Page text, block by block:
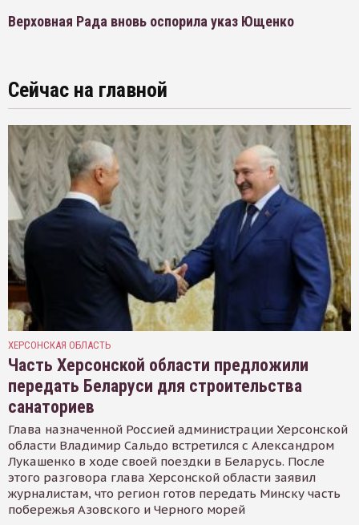
Верховная Рада вновь оспорила указ Ющенко
Сейчас на главной
ХЕРСОНСКАЯ ОБЛАСТЬ
Часть Херсонской области предложили
передать Беларуси для строительства
санаториев
Глава назначенной Россией администрации Херсонской
области Владимир Сальдо встретился с Александром
Лукашенко в ходе своей поездки в Беларусь. После
этого разговора глава Херсонской области заявил
журналистам, что регион готов передать Минску часть
побережья Азовского и Черного морей